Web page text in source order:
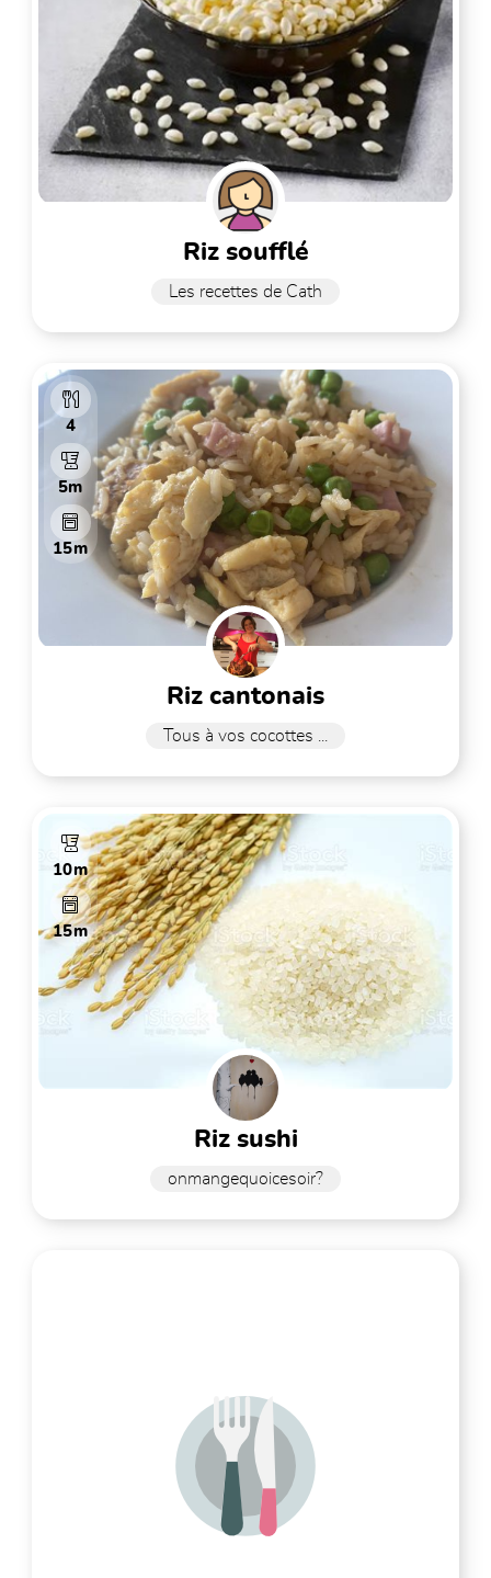
riz soufflé
Les recettes de Cath
4
5m
15m
riz cantonais
Tous à vos cocottes ...
10m
15m
riz sushi
onmangequoicesoir?